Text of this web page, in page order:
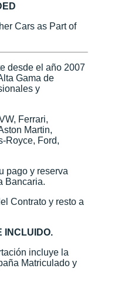
Cars as Part of
desde el año 2007
Gama de
y
Ferrari,
Martin,
Royce, Ford,
pago y reserva
Bancaria.
Contrato y resto a
INCLUIDO.
incluye la
Matriculado y